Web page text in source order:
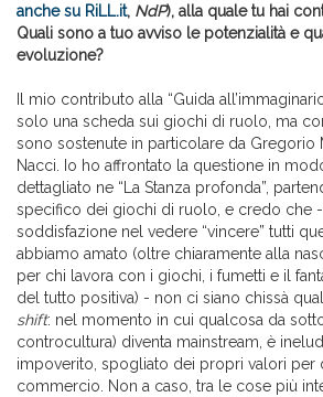
anche su RiLL.it, NdP), alla quale tu hai
Quali sono a tuo avviso le potenzialità e
evoluzione?
Il mio contributo alla “Guida
solo una scheda sui giochi di ruolo, ma
sono sostenute in particolare da Gregorio
Nacci. Io ho affrontato la questione in
dettagliato ne “La Stanza profonda”,
specifico dei giochi di ruolo, e credo che -
soddisfazione nel vedere “vincere” tutti
abbiamo amato (oltre chiaramente alla
per chi lavora con i giochi, i fumetti e il
del tutto positiva) - non ci siano chissà
shift: nel momento in cui qualcosa da
controcultura) diventa mainstream, è
impoverito, spogliato dei propri valori per
commercio. Non a caso, tra le cose più